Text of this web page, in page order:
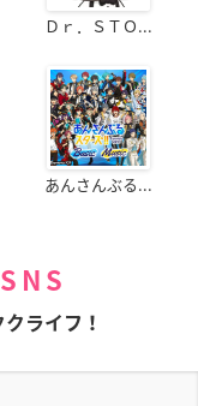
Ｄｒ．ＳＴＯ...
あんさんぶる...
ライフ！